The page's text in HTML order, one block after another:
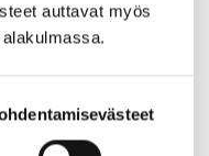
auttavat myös
2
edestä,